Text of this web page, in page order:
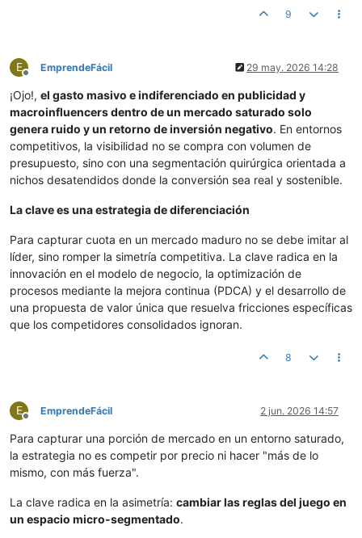
9
E
Desconectado
EmprendeFácil 29 may. 2026 14:28
¡Ojo!, el gasto masivo e indiferenciado en publicidad y
macroinfluencers dentro de un mercado saturado solo
genera ruido y un retorno de inversión negativo. En entornos
competitivos, la visibilidad no se compra con volumen de
presupuesto, sino con una segmentación quirúrgica orientada a
nichos desatendidos donde la conversión sea real y sostenible.
La clave es una estrategia de diferenciación
Para capturar cuota en un mercado maduro no se debe imitar al
líder, sino romper la simetría competitiva. La clave radica en la
innovación en el modelo de negocio, la optimización de
procesos mediante la mejora continua (PDCA) y el desarrollo de
una propuesta de valor única que resuelva fricciones específicas
que los competidores consolidados ignoran.
8
E
Desconectado
EmprendeFácil 2 jun. 2026 14:57
Para capturar una porción de mercado en un entorno saturado,
la estrategia no es competir por precio ni hacer "más de lo
mismo, con más fuerza".
La clave radica en la asimetría: cambiar las reglas del juego en
un espacio micro-segmentado.